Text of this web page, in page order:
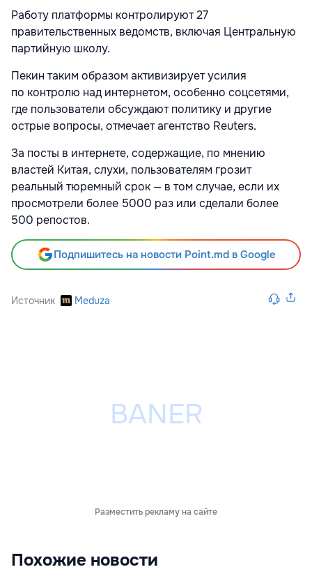
Работу платформы контролируют 27
правительственных ведомств, включая Центральную
партийную школу.
Пекин таким образом активизирует усилия
по контролю над интернетом, особенно соцсетями,
где пользователи обсуждают политику и другие
острые вопросы, отмечает агентство Reuters.
За посты в интернете, содержащие, по мнению
властей Китая, слухи, пользователям грозит
реальный тюремный срок — в том случае, если их
просмотрели более 5000 раз или сделали более
500 репостов.
Подпишитесь на новости Point.md в Google
Источник Meduza
Разместить рекламу на сайте
Похожие новости